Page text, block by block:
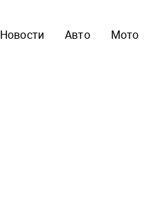
Новости Авто Мото